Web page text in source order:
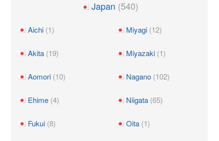
Japan (540)
Aichi (1)
Akita (19)
Aomori (10)
Ehime (4)
Fukui (8)
Miyagi (12)
Miyazaki (1)
Nagano (102)
Niigata (65)
Oita (1)